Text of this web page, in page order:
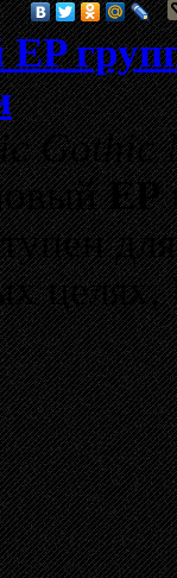
Gothic
EP